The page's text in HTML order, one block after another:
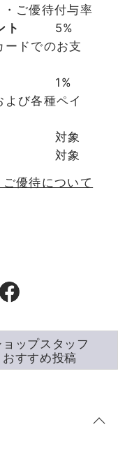
ご優待付与率
ト
5%
ドでのお支
1%
び各種ペイ
対象
対象
優待について
ョップスタッフ
おすすめ投稿